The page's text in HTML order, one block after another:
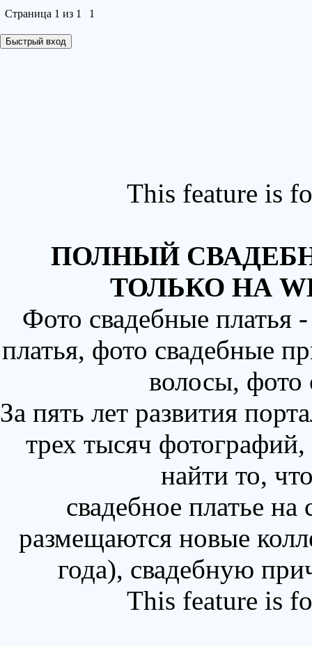
Страница 1 из 1 1
This feature is
ПОЛНЫЙ
ТОЛЬКО НА
Фото свадебные
платья, фото свадебные
волосы,
За пять лет развития
трех тысяч
найти то,
свадебное платье
размещаются новые
года), свадебную
This feature is